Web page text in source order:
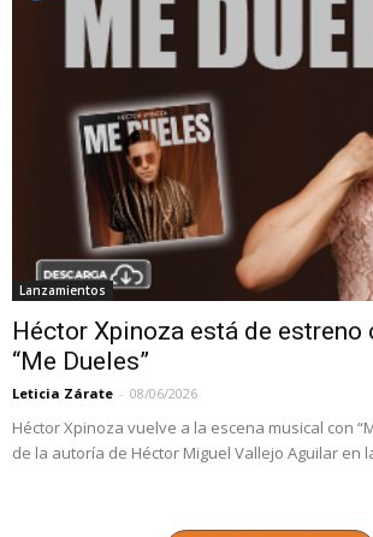
Lanzamientos
Héctor Xpinoza está de estreno
“Me Dueles”
Leticia Zárate - 08/06/2026
Héctor Xpinoza vuelve a la escena musical con
de la autoría de Héctor Miguel Vallejo Aguilar en